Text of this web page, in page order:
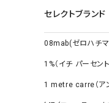
セレクトブランド
08mab(ゼロハチ
1%（イチ パーセント
1 metre carre（ア